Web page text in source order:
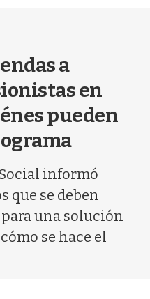
a
en
pueden
informó
que se deben
una solución
se hace el